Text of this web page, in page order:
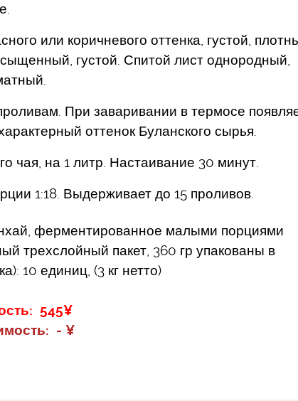
или коричневого оттенка, густой,
густой. Спитой лист однородный,
При заваривании в термосе
оттенок Буланского сырья.
чая, на 1 литр. Настаивание 30 минут.
1:18. Выдерживает до 15 проливов.
ферментированное малыми порциями
трехслойный пакет, 360 гр упакованы в
10 единиц, (3 кг нетто)
545¥
- ¥